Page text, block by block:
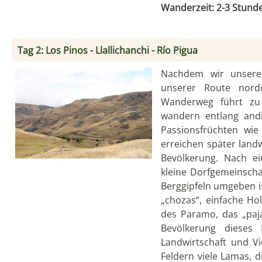
Wanderzeit: 2-3
Tag 2: Los Pinos - Llallichanchi - Río Pigua
Nachdem wir
unserer Route
Wanderweg führt
wandern entlang
Passionsfrüchten
erreichen später
Bevölkerung. Nach
kleine
Berggipfeln umgeben
„chozas“, einfache
des Paramo, das
Bevölkerung
Landwirtschaft und
Feldern viele Lamas,